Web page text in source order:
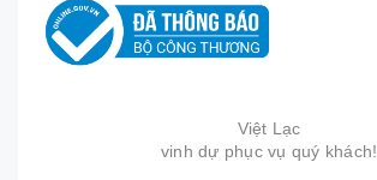
Việt Lạc
vinh dự phục vụ quý khách!